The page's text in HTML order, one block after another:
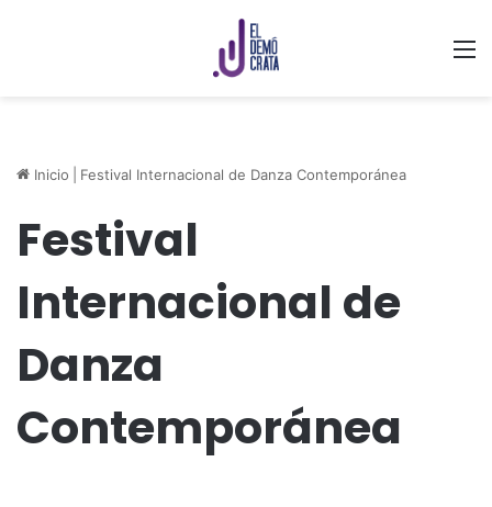
Inicio Festival Internacional de Danza Contemporánea
Festival
Internacional de
Danza
Contemporánea